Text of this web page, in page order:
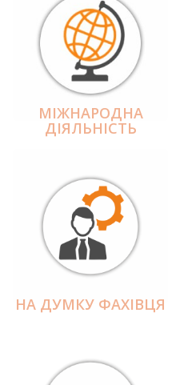
МІЖНАРОДНА
ДІЯЛЬНІCТЬ
НА ДУМКУ ФАХІВЦЯ